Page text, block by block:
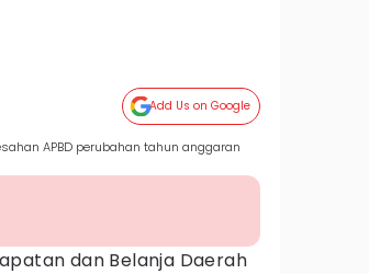
Add Us on Google
APBD perubahan tahun anggaran
dan Belanja Daerah